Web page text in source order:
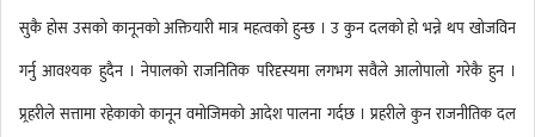
सुकै होस उसको कानूनको अक्तियारी मात्र महत्वको हुन्छ । उ कुन दलको हो भन्ने थप खोजविन
गर्नु आवश्यक हुदैन । नेपालको राजनितिक परिदृस्यमा लगभग सवैले आलोपालो गरेकै हुन ।
प्र्रहरीले सत्तामा रहेकाको कानून वमोजिमको आदेश पालना गर्दछ । प्रहरीले कुन राजनीतिक दल